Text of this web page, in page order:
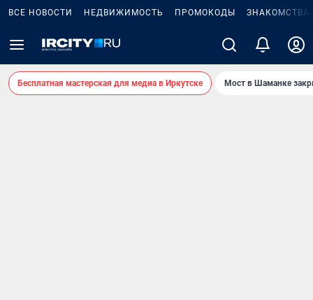
ВСЕ НОВОСТИ НЕДВИЖИМОСТЬ ПРОМОКОДЫ ЗНАКОМСТВА
Бесплатная мастерская для медиа в Иркутске Мост в Шаманке